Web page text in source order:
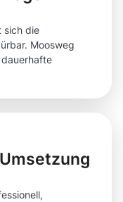
sich die
Moosweg